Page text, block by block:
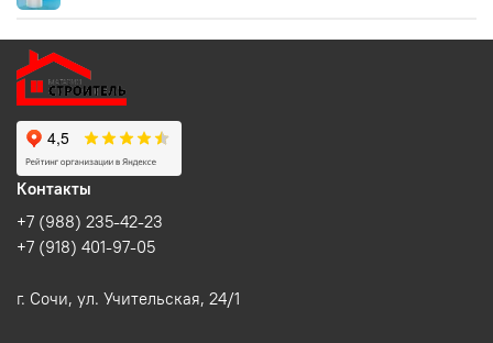
Контакты
+7 (988) 235-42-23
+7 (918) 401-97-05
г. Сочи, ул. Учительская, 24/1